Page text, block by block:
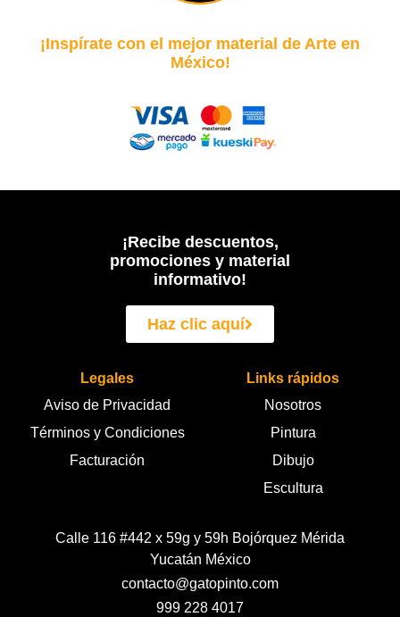
¡Inspírate con el mejor material de Arte en
México!
¡Recibe descuentos,
promociones y material
informativo!
Haz clic aquí
Legales
Aviso de Privacidad
Términos y Condiciones
Facturación
Links rápidos
Nosotros
Pintura
Dibujo
Escultura
Calle 116 #442 x 59g y 59h Bojórquez Mérida
Yucatán México
contacto@gatopinto.com
999 228 4017